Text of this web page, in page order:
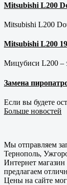
Mitsubishi L200
Mitsubishi L200
Mitsubishi L200
Мицубиси L200 –
Замена
Если вы будете
Больше новостей
Мы отправляем
Тернополь,
Интернет
предлагаем
Цены на сайте